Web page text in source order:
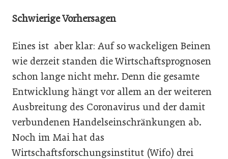
Schwierige Vorhersagen
Eines ist aber klar: Auf so wackeligen Beinen
wie derzeit standen die Wirtschaftsprognosen
schon lange nicht mehr. Denn die gesamte
Entwicklung hängt vor allem an der weiteren
Ausbreitung des Coronavirus und der damit
verbundenen Handelseinschränkungen ab.
Noch im Mai hat das
Wirtschaftsforschungsinstitut (Wifo) drei